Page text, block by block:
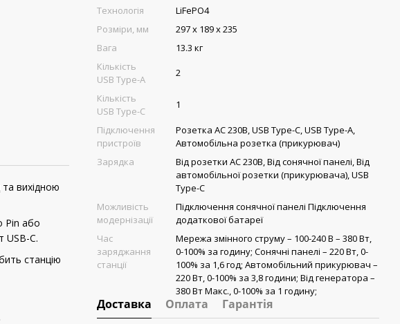
вихідною
Pin або
USB-C.
станцію
Технологія
LiFePO4
Розміри, мм
297 х 189 х 235
Вага
13.3 кг
Кількість
USB Type-A
2
Кількість
USB Type-C
1
Підключення
пристроїв
Розетка AC 230В, USB Type-C, USB Type-A,
Автомобільна розетка (прикурювач)
Зарядка
Від розетки AC 230В, Від сонячної панелі, Від
автомобільної розетки (прикурювача), USB
Type-C
Можливість
модернізації
Підключення сонячної панелі Підключення
додаткової батареї
Час
заряджання
станції
Мережа змінного струму – 100-240 В – 380 Вт,
0-100% за годину; Сонячні панелі – 220 Вт, 0-
100% за 1,6 год; Автомобільний прикурювач –
220 Вт, 0-100% за 3,8 години; Від генератора –
380 Вт Макс., 0-100% за 1 годину;
Доставка Оплата Гарантія